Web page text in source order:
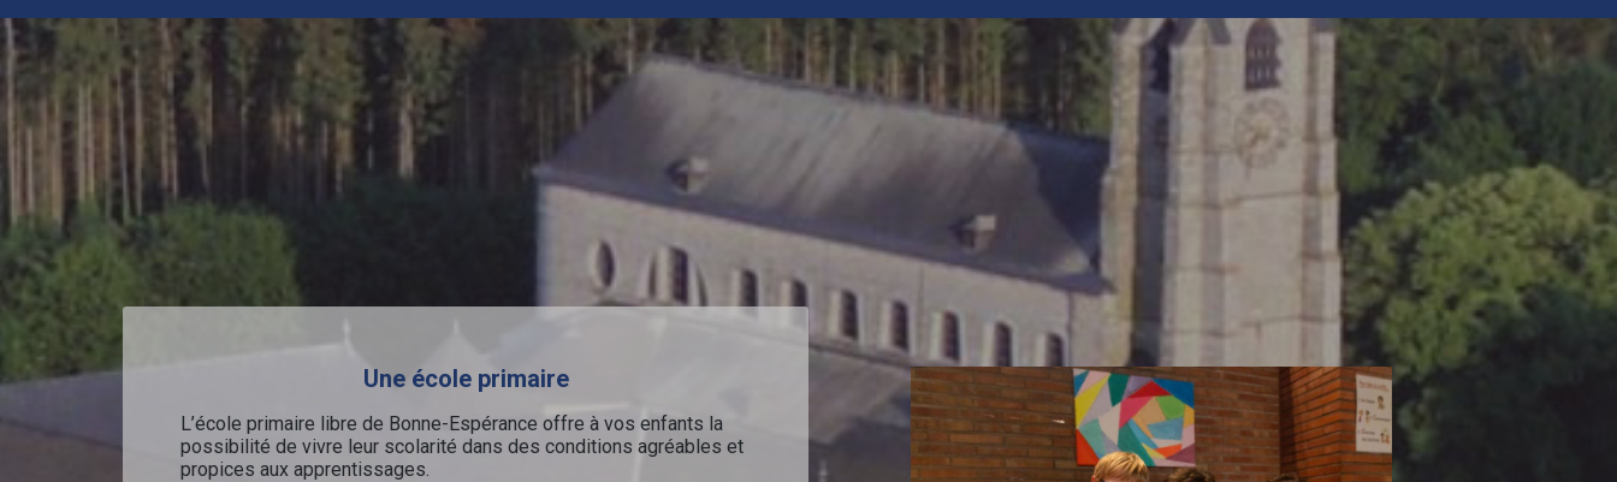
Une école primaire
L’école primaire libre de Bonne-Espérance offre à vos enfants la
possibilité de vivre leur scolarité dans des conditions agréables et
propices aux apprentissages.